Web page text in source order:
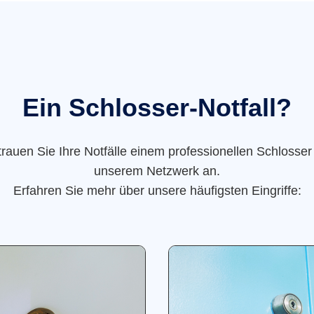
Ein Schlosser-Notfall?
Sie Ihre Notfälle einem professionellen
unserem Netzwerk an.
Erfahren Sie mehr über unsere häufigsten Eingriffe: